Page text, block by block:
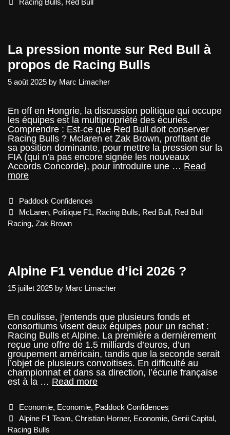
Racing Bulls, Red Bull
La pression monte sur Red Bull à
propos de Racing Bulls
5 août 2025 by Marc Limacher
En off en Hongrie, la discussion politique qui occupe
les équipes est la multipropriété des écuries.
Comprendre : Est-ce que Red Bull doit conserver
Racing Bulls ? Mclaren et Zak Brown, profitant de
sa position dominante, pour mettre la pression sur la
FIA (qui n’a pas encore signée les nouveaux
Accords Concorde), pour introduire une … Read
moreLa
sur
Red
Bull
à
Bulls
Categories
Paddock Confidences
Tags
McLaren, Politique F1, Racing Bulls, Red Bull, Red Bull
Racing, Zak Brown
Alpine F1 vendue d’ici 2026 ?
15 juillet 2025 by Marc Limacher
En coulisse, j’entends que plusieurs fonds et
consortiums visent deux équipes pour un rachat :
Racing Bulls et Alpine. La première a dernièrement
reçue une offre de 1.5 milliards d’euros, d’un
groupement américain, tandis que la seconde serait
l’objet de plusieurs convoitises. En difficulté au
championnat et dans sa direction, l’écurie française
est à la … Read moreAlpine
d’ici
2026
Categories
Economie, Economie, Paddock Confidences
Tags
Alpine F1 Team,Christian Horner, Economie,Genii Capital,
Racing Bulls